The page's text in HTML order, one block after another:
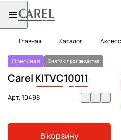
Главная Каталог
Оригинал Снято с производства
Carel KITVC10011
Арт.10498
В корзину